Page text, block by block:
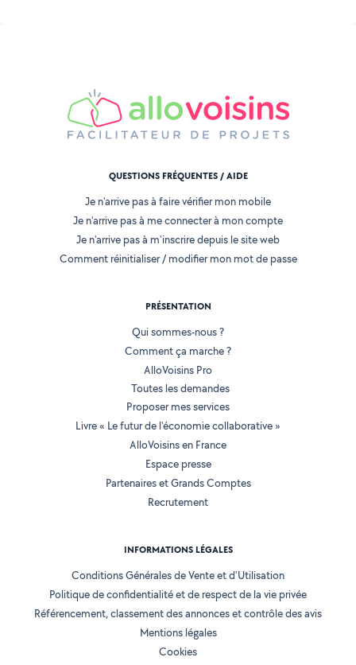
QUESTIONS FRÉQUENTES / AIDE
Je n'arrive pas à faire vérifier mon mobile
Je n'arrive pas à me connecter à mon compte
Je n'arrive pas à m'inscrire depuis le site web
Comment réinitialiser / modifier mon mot de passe
PRÉSENTATION
Qui sommes-nous ?
Comment ça marche ?
AlloVoisins Pro
Toutes les demandes
Proposer mes services
Livre « Le futur de l'économie collaborative »
AlloVoisins en France
Espace presse
Partenaires et Grands Comptes
Recrutement
INFORMATIONS LÉGALES
Conditions Générales de Vente et d'Utilisation
Politique de confidentialité et de respect de la vie privée
Référencement, classement des annonces et contrôle des avis
Mentions légales
Cookies